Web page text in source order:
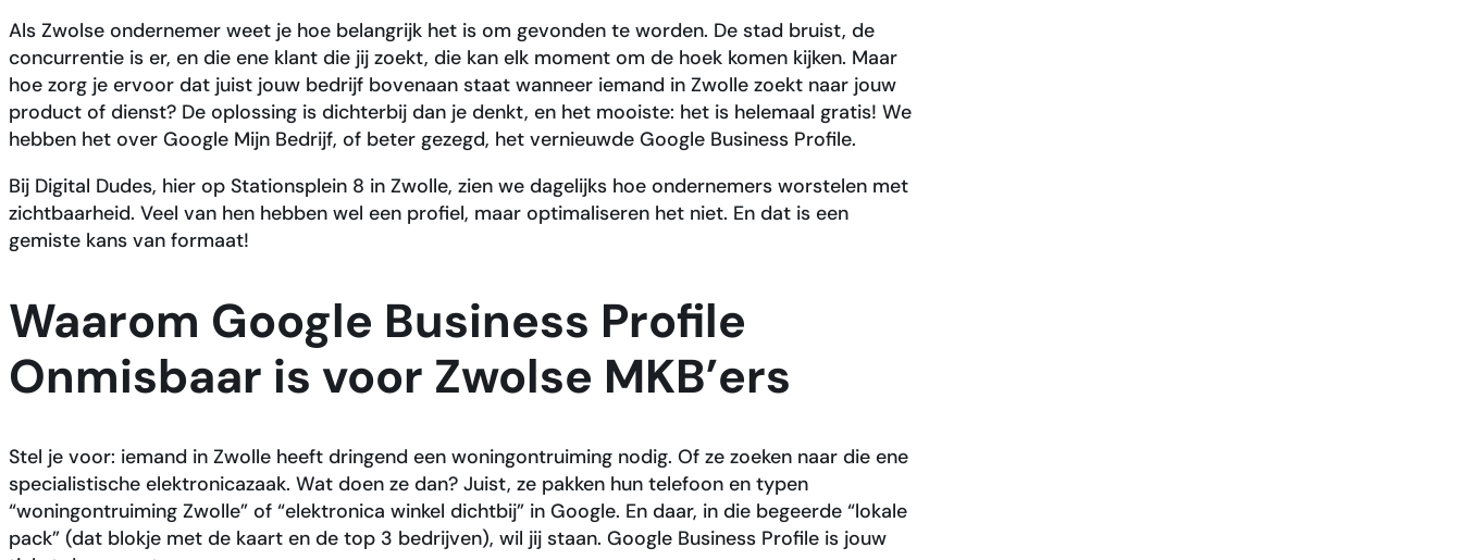
Als Zwolse ondernemer weet je hoe belangrijk het is om gevonden te worden. De stad bruist, de
concurrentie is er, en die ene klant die jij zoekt, die kan elk moment om de hoek komen kijken. Maar
hoe zorg je ervoor dat juist jouw bedrijf bovenaan staat wanneer iemand in Zwolle zoekt naar jouw
product of dienst? De oplossing is dichterbij dan je denkt, en het mooiste: het is helemaal gratis! We
hebben het over Google Mijn Bedrijf, of beter gezegd, het vernieuwde Google Business Profile.
Bij Digital Dudes, hier op Stationsplein 8 in Zwolle, zien we dagelijks hoe ondernemers worstelen met
zichtbaarheid. Veel van hen hebben wel een profiel, maar optimaliseren het niet. En dat is een
gemiste kans van formaat!
Waarom Google Business Profile
Onmisbaar is voor Zwolse MKB’ers
Stel je voor: iemand in Zwolle heeft dringend een woningontruiming nodig. Of ze zoeken naar die ene
specialistische elektronicazaak. Wat doen ze dan? Juist, ze pakken hun telefoon en typen
“woningontruiming Zwolle” of “elektronica winkel dichtbij” in Google. En daar, in die begeerde “lokale
pack” (dat blokje met de kaart en de top 3 bedrijven), wil jij staan. Google Business Profile is jouw